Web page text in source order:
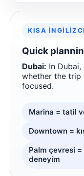
KISA
Quick
Dubai: In
whether the
focused.
Marina = tatil
Downtown =
Palm çevresi
deneyim